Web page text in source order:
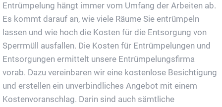
Entrümpelung hängt immer vom Umfang der Arbeiten ab.
Es kommt darauf an, wie viele Räume Sie entrümpeln
lassen und wie hoch die Kosten für die Entsorgung von
Sperrmüll ausfallen. Die Kosten für Entrümpelungen und
Entsorgungen ermittelt unsere Entrümpelungsfirma
vorab. Dazu vereinbaren wir eine kostenlose Besichtigung
und erstellen ein unverbindliches Angebot mit einem
Kostenvoranschlag. Darin sind auch sämtliche